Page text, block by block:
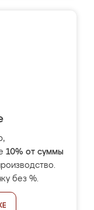
10% от суммы
без %.